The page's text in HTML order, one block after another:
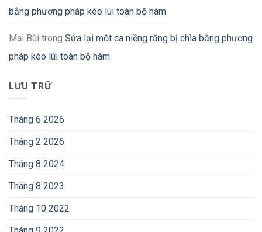
bằng phương pháp kéo lùi toàn bộ hàm
Mai Bùi trong Sửa lại một ca niềng răng bị chìa bằng phương
pháp kéo lùi toàn bộ hàm
LƯU TRỮ
Tháng 6 2026
Tháng 2 2026
Tháng 8 2024
Tháng 8 2023
Tháng 10 2022